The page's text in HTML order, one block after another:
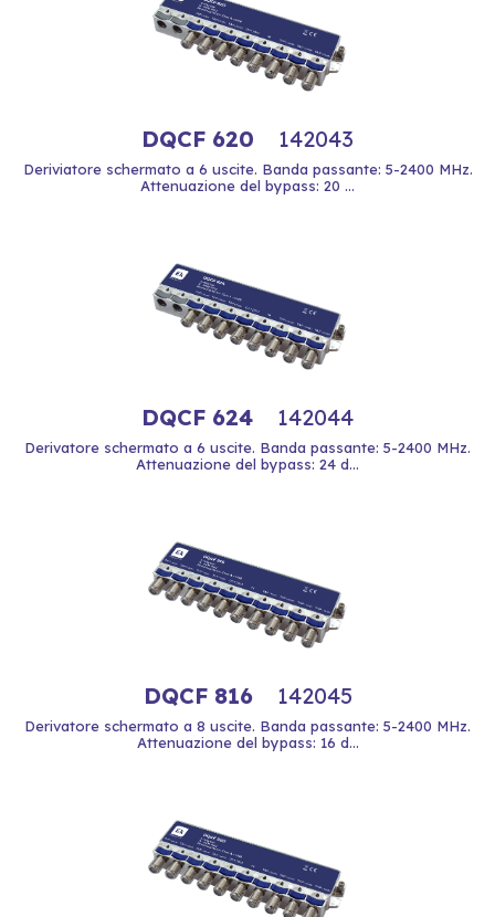
DQCF 620 142043
Deriviatore schermato a 6 uscite. Banda passante: 5-2400 MHz.
Attenuazione del bypass: 20 ...
DQCF 624 142044
Derivatore schermato a 6 uscite. Banda passante: 5-2400 MHz.
Attenuazione del bypass: 24 d...
DQCF 816 142045
Derivatore schermato a 8 uscite. Banda passante: 5-2400 MHz.
Attenuazione del bypass: 16 d...